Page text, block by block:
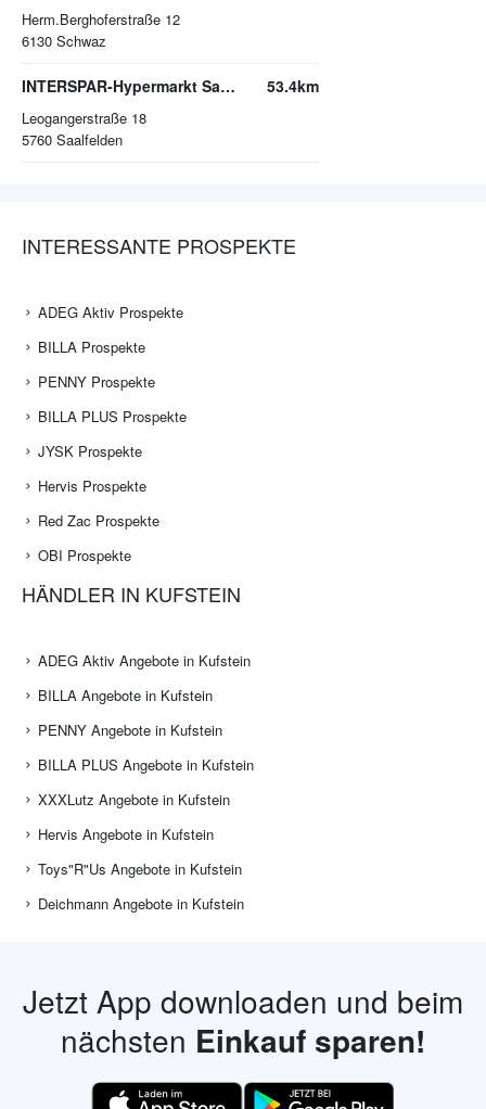
Herm.Berghoferstraße 12
6130 Schwaz
INTERSPAR-Hypermarkt Saalfelden
Leogangerstraße 18
5760 Saalfelden
53.4km
INTERESSANTE PROSPEKTE
ADEG Aktiv Prospekte
BILLA Prospekte
PENNY Prospekte
BILLA PLUS Prospekte
JYSK Prospekte
Hervis Prospekte
Red Zac Prospekte
OBI Prospekte
HÄNDLER IN KUFSTEIN
ADEG Aktiv Angebote in Kufstein
BILLA Angebote in Kufstein
PENNY Angebote in Kufstein
BILLA PLUS Angebote in Kufstein
XXXLutz Angebote in Kufstein
Hervis Angebote in Kufstein
Toys"R"Us Angebote in Kufstein
Deichmann Angebote in Kufstein
Jetzt App downloaden und beim
nächsten Einkauf sparen!